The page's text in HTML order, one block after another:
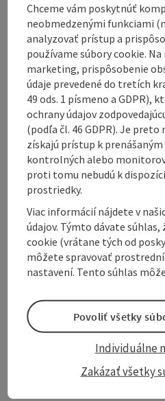
Eichberg-Dorf goods road
road via the villages of
where you can take a break
(Wirt z'Krena). After the fire
leads right onto the
the villages of Hochedt,
the Gollnbach stream back
Length approx. 9 km.
Tour and route
Arrival
Suitability
Accessibility
Chceme vám poskytnúť
neobmedzenými funkciami
analyzovať prístup a
používame súbory cookie.
marketing, prispôsobenie
údaje prevedené do tretích
49 ods. 1 písmeno a GDPR),
ochrany údajov
(podľa čl. 46 GDPR). Je preto
získajú prístup k
kontrolných alebo
proti tomu nebudú k
prostriedky.
Viac informácií nájdete v
údajov. Týmto dávate
cookie (vrátane tých od
môžete spravovať
nastavení. Tento súhlas
Zakázať všetky
Individuálne
Povoliť všetky